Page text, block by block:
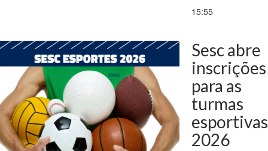
15:55
Sesc abre
inscrições
para as
turmas
esportivas
2026